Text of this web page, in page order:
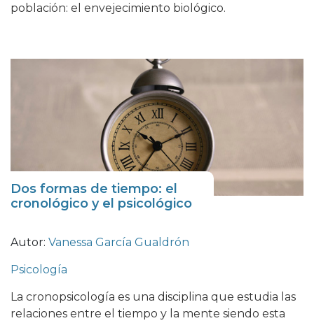
población: el envejecimiento biológico.
Dos formas de tiempo: el
cronológico y el psicológico
Autor: Vanessa García Gualdrón
Psicología
La cronopsicología es una disciplina que estudia las
relaciones entre el tiempo y la mente siendo esta